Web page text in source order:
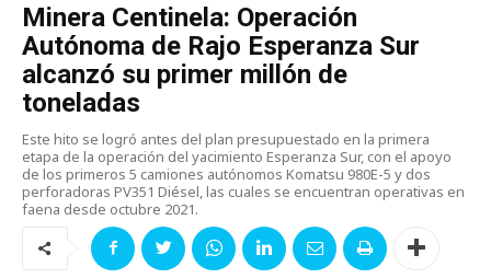
Minera Centinela: Operación
Autónoma de Rajo Esperanza Sur
alcanzó su primer millón de
toneladas
Este hito se logró antes del plan presupuestado en la primera
etapa de la operación del yacimiento Esperanza Sur, con el apoyo
de los primeros 5 camiones autónomos Komatsu 980E-5 y dos
perforadoras PV351 Diésel, las cuales se encuentran operativas en
faena desde octubre 2021.